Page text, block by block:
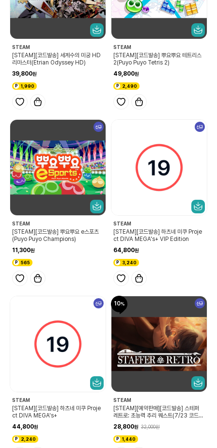
STEAM
[STEAM][코드발송] 세계수의 미궁 HD
리마스터(Etrian Odyssey HD)
39,800
1,990
STEAM
[STEAM][코드발송] 뿌요뿌요 테트리스
2(Puyo Puyo Tetris 2)
49,800
2,490
신규
STEAM
[STEAM][코드발송] 뿌요뿌요 e스포츠
(Puyo Puyo Champions)
11,300
565
신규
STEAM
[STEAM][코드발송] 하츠네 미쿠 Proje
ct DIVA MEGA's+ VIP Edition
64,800
3,240
신규
STEAM
[STEAM][코드발송] 하츠네 미쿠 Proje
ct DIVA MEGA's+
44,800
2,240
10 신규
STEAM
[STEAM][예약판매][코드발송] 스테퍼
레트로: 초능력 추리 퀘스트(7/23 코드확
인 가능)
28,800 32,000
1,440